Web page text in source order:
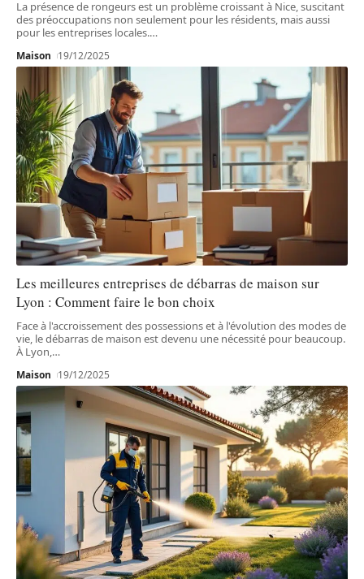
La présence de rongeurs est un problème croissant à Nice, suscitant
des préoccupations non seulement pour les résidents, mais aussi
pour les entreprises locales.…
Maison 19/12/2025
Les meilleures entreprises de débarras de maison sur
Lyon : Comment faire le bon choix
Face à l'accroissement des possessions et à l'évolution des modes de
vie, le débarras de maison est devenu une nécessité pour beaucoup.
À Lyon, …
Maison 19/12/2025